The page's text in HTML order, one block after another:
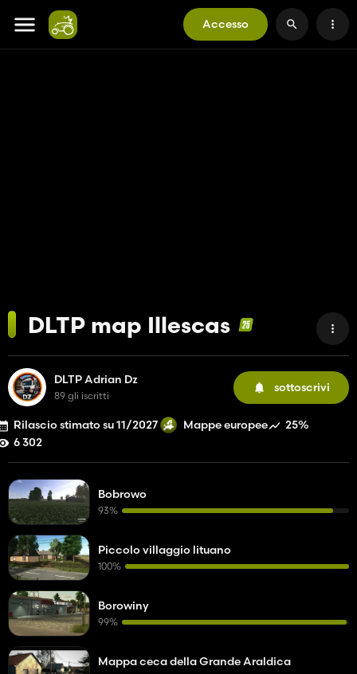
Accesso
DLTP map Illescas
DLTP Adrian Dz
89 gli iscritti
sottoscrivi
Rilascio stimato su 11/2027 Mappe europee
25%
6 302
Bobrowo
93%
Piccolo villaggio lituano
100%
Borowiny
99%
Mappa ceca della Grande Araldica